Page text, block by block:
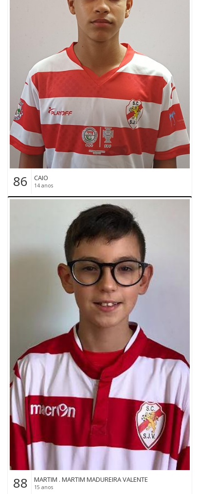
86 CAIO
14 anos
88 MARTIM . MARTIM MADUREIRA VALENTE
15 anos